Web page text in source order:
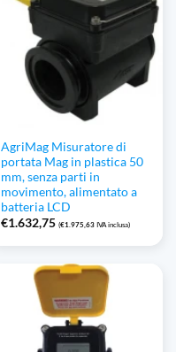
AgriMag Misuratore di
portata Mag in plastica 50
mm, senza parti in
movimento, alimentato a
batteria LCD
€1.632,75 (€1.975,63 IVA inclusa)